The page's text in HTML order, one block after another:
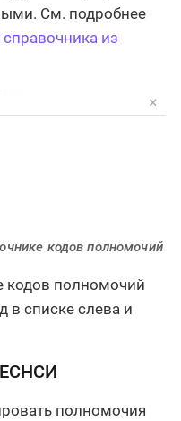
См. подробнее
из
кодов полномочий
полномочий
в списке слева и
ЕСНСИ
полномочия